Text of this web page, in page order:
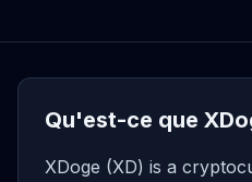
Qu'est-ce que
XDoge (XD) is a